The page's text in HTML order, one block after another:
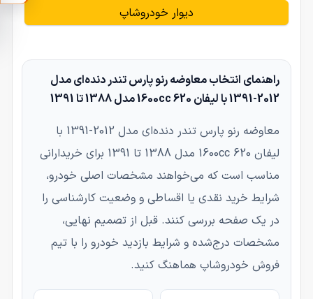
دیوار خودروشاپ
راهنمای انتخاب معاوضه رنو پارس تندر دنده‌ای مدل
2012-1391 با لیفان 620 1600cc مدل 1388 تا 1391
معاوضه رنو پارس تندر دنده‌ای مدل 2012-1391 با
لیفان 620 1600cc مدل 1388 تا 1391 برای خریدارانی
مناسب است که می‌خواهند مشخصات اصلی خودرو،
شرایط خرید نقدی یا اقساطی و وضعیت کارشناسی را
در یک صفحه بررسی کنند. قبل از تصمیم نهایی،
مشخصات درج‌شده و شرایط بازدید خودرو را با تیم
فروش خودروشاپ هماهنگ کنید.